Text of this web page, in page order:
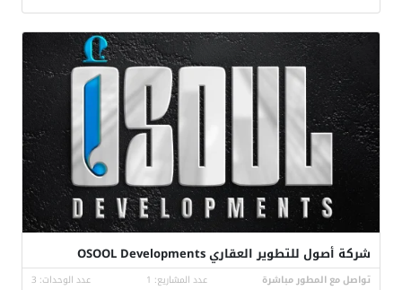
شركة أصول للتطوير العقاري OSOOL Developments
تواصل مع المطور مباشرة عدد المشاريع: 1 عدد الوحدات: 3